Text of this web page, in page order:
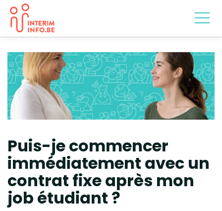
Puis-je commencer
immédiatement avec un
contrat fixe après mon
job étudiant ?